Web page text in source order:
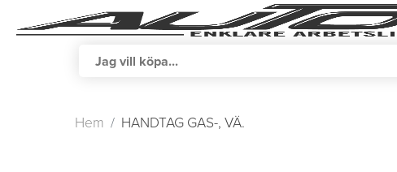
Hem HANDTAG GAS-, VÄ.